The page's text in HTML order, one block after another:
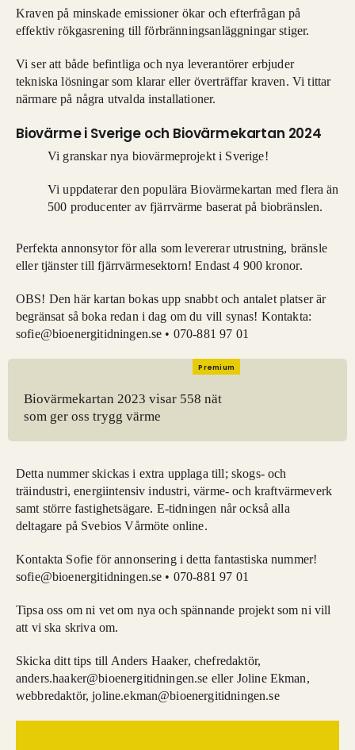
Kraven på minskade emissioner ökar och efterfrågan på
effektiv rökgasrening till förbränningsanläggningar stiger.
Vi ser att både befintliga och nya leverantörer erbjuder
tekniska lösningar som klarar eller överträffar kraven. Vi tittar
närmare på några utvalda installationer.
Biovärme i Sverige och Biovärmekartan 2024
Vi granskar nya biovärmeprojekt i Sverige!
Vi uppdaterar den populära Biovärmekartan med flera än
500 producenter av fjärrvärme baserat på biobränslen.
Perfekta annonsytor för alla som levererar utrustning, bränsle
eller tjänster till fjärrvärmesektorn!Endast 4 900 kronor.
OBS! Den här kartan bokas upp snabbt och antalet platser är
begränsat så boka redan i dag om du vill synas! Kontakta:
sofie@bioenergitidningen.se • 070-881 97 01
Premium
Biovärmekartan 2023 visar 558 nät
som ger oss trygg värme
Detta nummer skickas i extra upplaga till; skogs- och
träindustri, energiintensiv industri, värme- och kraftvärmeverk
samt större fastighetsägare. E-tidningen når också alla
deltagare på Svebios Vårmöte online.
Kontakta Sofie för annonsering i detta fantastiska nummer!
sofie@bioenergitidningen.se • 070-881 97 01
Tipsa oss om ni vet om nya och spännande projekt som ni vill
att vi ska skriva om.
Skicka ditt tips till Anders Haaker, chefredaktör,
anders.haaker@bioenergitidningen.se eller Joline Ekman,
webbredaktör, joline.ekman@bioenergitidningen.se